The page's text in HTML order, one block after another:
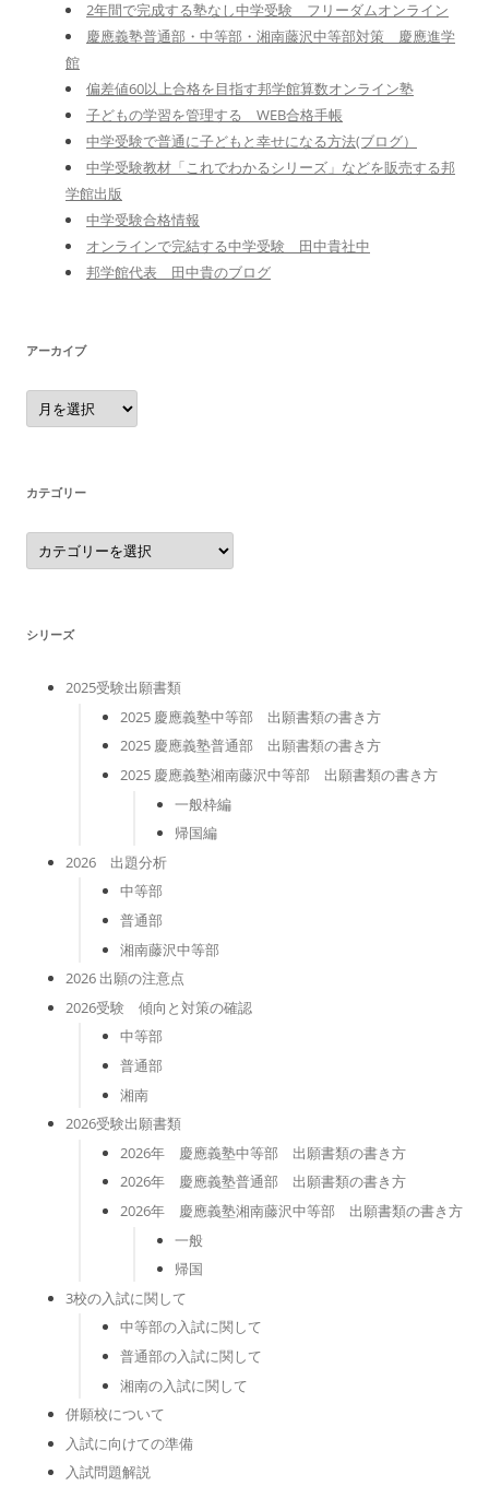
2年間で完成する塾なし中学受験 フリーダムオンライン
慶應義塾普通部・中等部・湘南藤沢中等部対策 慶應進学
館
偏差値60以上合格を目指す邦学館算数オンライン塾
子どもの学習を管理する WEB合格手帳
中学受験で普通に子どもと幸せになる方法(ブログ）
中学受験教材「これでわかるシリーズ」などを販売する邦
学館出版
中学受験合格情報
オンラインで完結する中学受験 田中貴社中
邦学館代表 田中貴のブログ
アーカイブ
ア
ー
カ
カテゴリー
カ
テ
ゴ
シリーズ
2025受験出願書類
2025 慶應義塾中等部 出願書類の書き方
2025 慶應義塾普通部 出願書類の書き方
2025 慶應義塾湘南藤沢中等部 出願書類の書き方
一般枠編
帰国編
2026 出題分析
中等部
普通部
湘南藤沢中等部
2026 出願の注意点
2026受験 傾向と対策の確認
中等部
普通部
湘南
2026受験出願書類
2026年 慶應義塾中等部 出願書類の書き方
2026年 慶應義塾普通部 出願書類の書き方
2026年 慶應義塾湘南藤沢中等部 出願書類の書き方
一般
帰国
3校の入試に関して
中等部の入試に関して
普通部の入試に関して
湘南の入試に関して
併願校について
入試に向けての準備
入試問題解説